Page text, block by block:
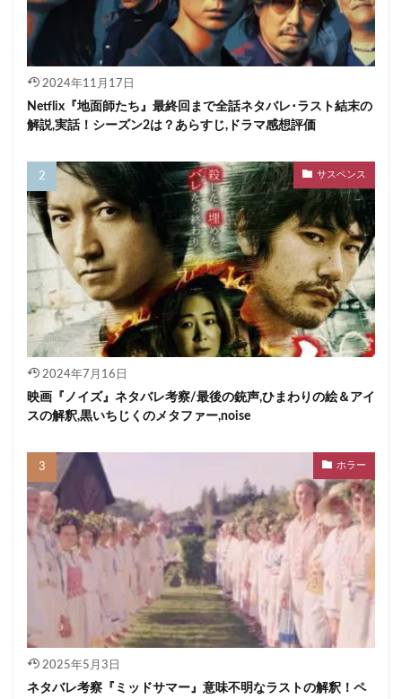
2024年11月17日
Netflix『地面師たち』最終回まで全話ネタバレ･ラスト結末の
解説,実話！シーズン2は？あらすじ,ドラマ感想評価
サスペンス
2024年7月16日
映画『ノイズ』ネタバレ考察/最後の銃声,ひまわりの絵＆アイ
スの解釈,黒いちじくのメタファー,noise
ホラー
2025年5月3日
ネタバレ考察『ミッドサマー』意味不明なラストの解釈！ペ